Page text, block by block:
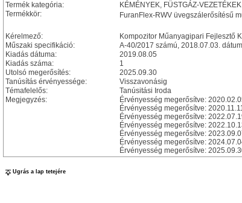
Termék kategória:
KÉMÉNYEK, FÜSTGÁZ-
Termékkör:
FuranFlex-RWV üvegszálerősítésű
Kérelmező:
Kompozitor Műanyagipari Fejlesztő
Műszaki specifikáció:
A-40/2017 számú, 2018.07.03.
Kiadás dátuma:
2019.08.05
Kiadás száma:
1
Utolsó megerősítés:
2025.09.30
Tanúsítás érvényessége:
Visszavonásig
Témafelelős:
Tanúsitási Iroda
Megjegyzés:
Érvényesség megerősítve:
Érvényesség megerősítve:
Érvényesség megerősítve:
Érvényesség megerősítve:
Érvényesség megerősítve:
Érvényesség megerősítve:
Érvényesség megerősítve:
Ugrás a lap tetejére